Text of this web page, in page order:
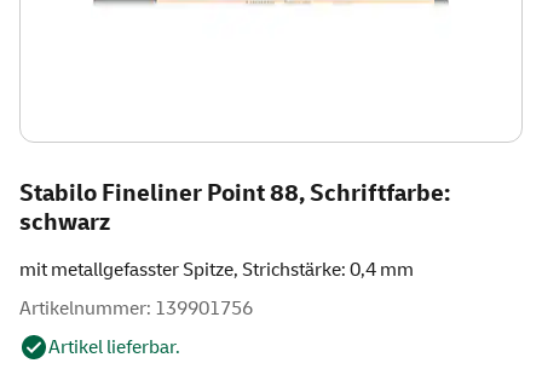
Stabilo Fineliner Point 88, Schriftfarbe:
schwarz
mit metallgefasster Spitze, Strichstärke: 0,4 mm
Artikelnummer: 139901756
Artikel lieferbar.